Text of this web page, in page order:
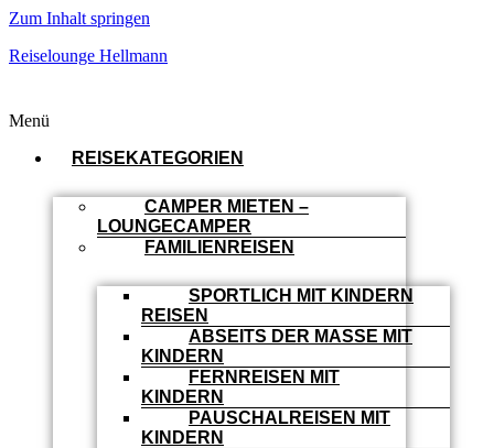
Zum Inhalt springen
Reiselounge Hellmann
Menü
REISEKATEGORIEN
CAMPER MIETEN –
LOUNGECAMPER
FAMILIENREISEN
SPORTLICH MIT KINDERN
REISEN
ABSEITS DER MASSE MIT
KINDERN
FERNREISEN MIT
KINDERN
PAUSCHALREISEN MIT
KINDERN